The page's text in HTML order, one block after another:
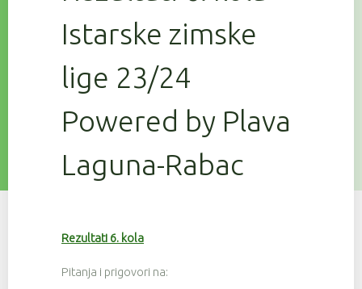
Istarske zimske
lige 23/24
Powered by Plava
Laguna-Rabac
Rezultati 6. kola
Pitanja i prigovori na: